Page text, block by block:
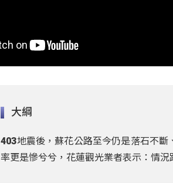
大綱
403地震後，蘇花公路至今仍是落石不
率更是慘兮兮，花蓮觀光業者表示：情況